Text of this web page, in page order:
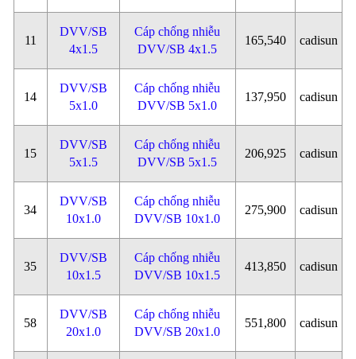
11
DVV/SB
4x1.5
Cáp chống nhiễu
DVV/SB 4x1.5
165,540 cadisun
14
DVV/SB
5x1.0
Cáp chống nhiễu
DVV/SB 5x1.0
137,950 cadisun
15
DVV/SB
5x1.5
Cáp chống nhiễu
DVV/SB 5x1.5
206,925 cadisun
34
DVV/SB
10x1.0
Cáp chống nhiễu
DVV/SB 10x1.0
275,900 cadisun
35
DVV/SB
10x1.5
Cáp chống nhiễu
DVV/SB 10x1.5
413,850 cadisun
58
DVV/SB
20x1.0
Cáp chống nhiễu
DVV/SB 20x1.0
551,800 cadisun